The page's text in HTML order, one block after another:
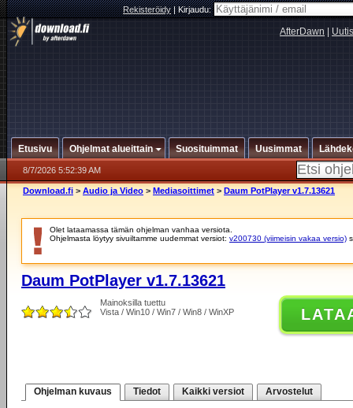
Rekisteröidy|Kirjaudu:
AfterDawn
Etusivu Ohjelmat alueittain Suosituimmat Uusimmat
8/7/2026 5:52:39 AM
Download.fi > Audio ja Video > Mediasoittimet > Daum PotPlayer v1.7.13621
Olet lataamassa tämän ohjelman vanhaa versiota.
Ohjelmasta löytyy sivuiltamme uudemmat versiot: v200730 (viimeisin vakaa versio)
Daum PotPlayer v1.7.13621
Mainoksilla tuettu
Vista / Win10 / Win7 / Win8 / WinXP
Ohjelman kuvaus Tiedot Kaikki versiot Arvostelut